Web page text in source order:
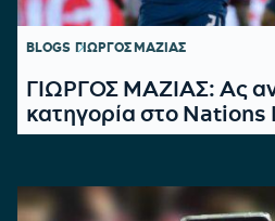
BLOGS ΓΙΩΡΓΟΣ ΜΑΖΙΑΣ
ΓΙΩΡΓΟΣ ΜΑΖΙΑΣ: Ας
κατηγορία στο Nations